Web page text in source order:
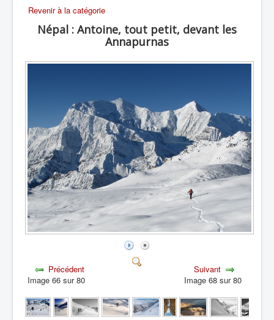
Revenir à la catégorie
Népal : Antoine, tout petit, devant les
Annapurnas
Précédent
Image 66 sur 80
Suivant
Image 68 sur 80